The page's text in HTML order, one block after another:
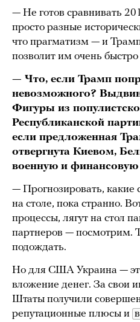
— Не готов сравнивать
просто разные
что прагматизм — и
позволит им очень
— Что, если Трамп
невозможного?
Фигуры из
Республиканской
если предложенная
отвергнута Киевом,
военную и
— Прогнозировать, какие
на столе, пока странно.
процессы, лягут на стол
партнеров — посмотрим.
подождать.
Но для США Украина —
вложение денег. За свои
Штаты получили
репутационные плюсы и